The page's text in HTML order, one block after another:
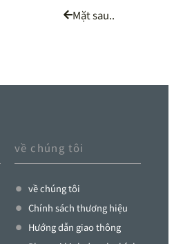
Mặt sau..
về chúng tôi
về chúng tôi
Chính sách thương hiệu
Hướng dẫn giao thông